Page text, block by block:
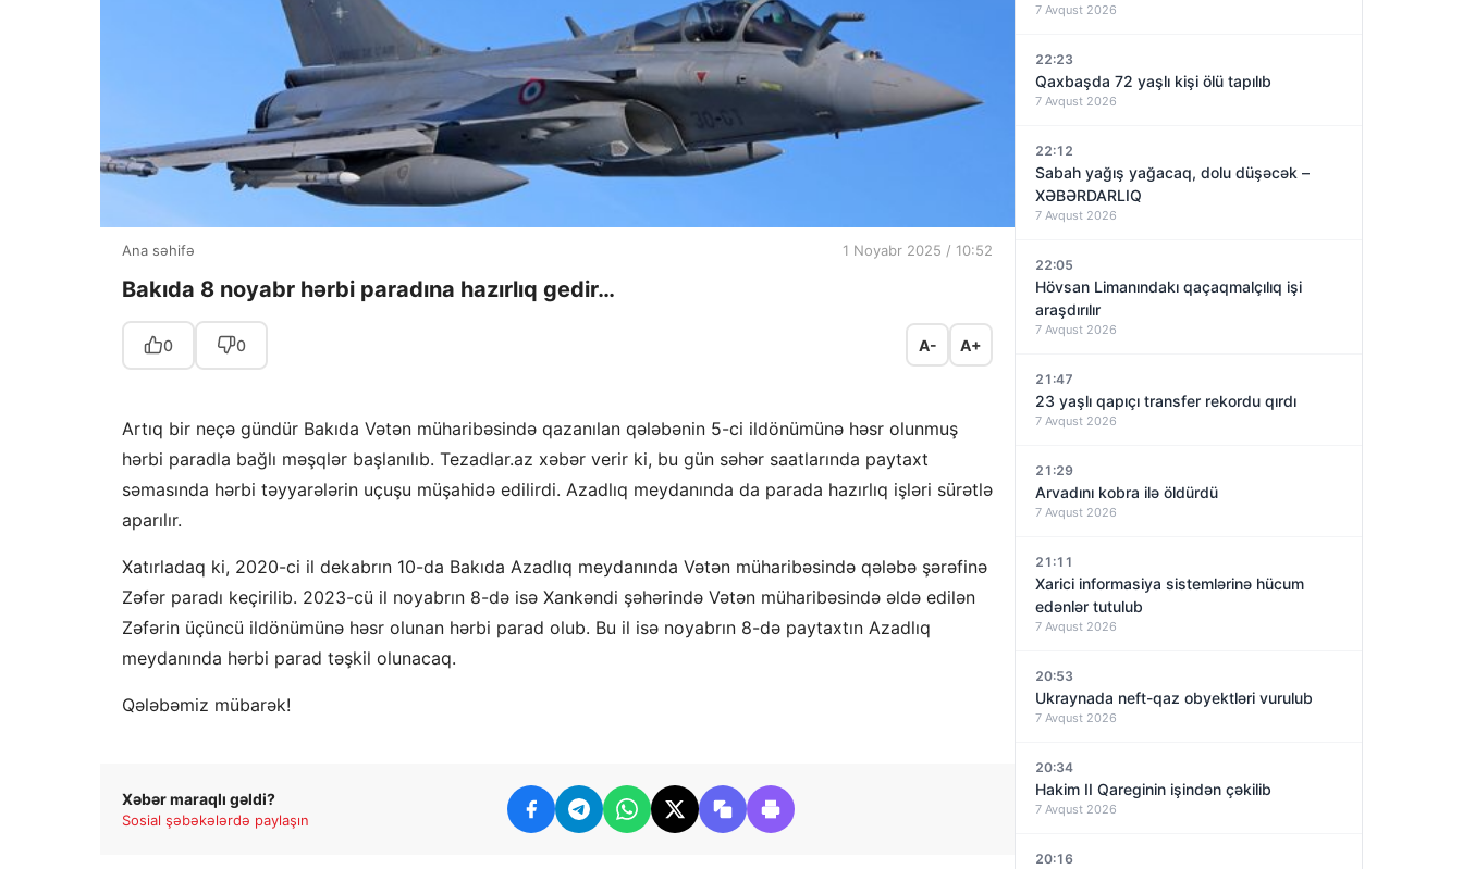
Ana səhifə 1 Noyabr 2025 / 10:52
Bakıda 8 noyabr hərbi paradına hazırlıq gedir…
0 0 A- A+
Artıq bir neçə gündür Bakıda Vətən müharibəsində qazanılan qələbənin 5-ci ildönümünə həsr olunmuş
hərbi paradla bağlı məşqlər başlanılıb. Tezadlar.az xəbər verir ki, bu gün səhər saatlarında paytaxt
səmasında hərbi təyyarələrin uçuşu müşahidə edilirdi. Azadlıq meydanında da parada hazırlıq işləri sürətlə
aparılır.
Xatırladaq ki, 2020-ci il dekabrın 10-da Bakıda Azadlıq meydanında Vətən müharibəsində qələbə şərəfinə
Zəfər paradı keçirilib. 2023-cü il noyabrın 8-də isə Xankəndi şəhərində Vətən müharibəsində əldə edilən
Zəfərin üçüncü ildönümünə həsr olunan hərbi parad olub. Bu il isə noyabrın 8-də paytaxtın Azadlıq
meydanında hərbi parad təşkil olunacaq.
Qələbəmiz mübarək!
Xəbər maraqlı gəldi?
Sosial şəbəkələrdə paylaşın
7 Avqust 2026
22:23
Qaxbaşda 72 yaşlı kişi ölü tapılıb
7 Avqust 2026
22:12
Sabah yağış yağacaq, dolu düşəcək –
XƏBƏRDARLIQ
7 Avqust 2026
22:05
Hövsan Limanındakı qaçaqmalçılıq işi
araşdırılır
7 Avqust 2026
21:47
23 yaşlı qapıçı transfer rekordu qırdı
7 Avqust 2026
21:29
Arvadını kobra ilə öldürdü
7 Avqust 2026
21:11
Xarici informasiya sistemlərinə hücum
edənlər tutulub
7 Avqust 2026
20:53
Ukraynada neft-qaz obyektləri vurulub
7 Avqust 2026
20:34
Hakim II Qareginin işindən çəkilib
7 Avqust 2026
20:16